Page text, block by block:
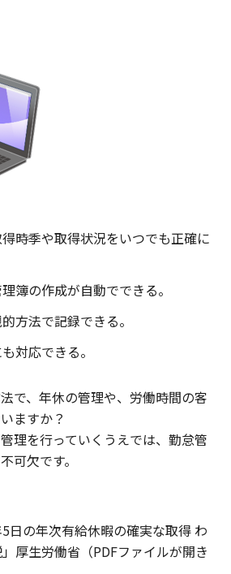
時季や取得状況をいつでも正確に
簿の作成が自動でできる。
方法で記録できる。
対応できる。
で、年休の管理や、労働時間の客
ますか？
理を行っていくうえでは、勤怠管
可欠です。
5日の年次有給休暇の確実な取得 わ
厚生労働省（PDFファイルが開き